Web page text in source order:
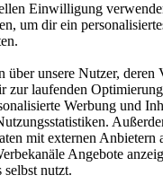
Einwilligung
um dir ein
über unsere Nutzer, deren
zur laufenden
Werbung und
mit externen Anbietern
Angebote
selbst nutzt.